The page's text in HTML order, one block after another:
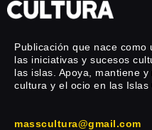
Publicación que nace
las iniciativas y sucesos
las islas. Apoya, mantiene
cultura y el ocio en las Islas
masscultura@gmail.com